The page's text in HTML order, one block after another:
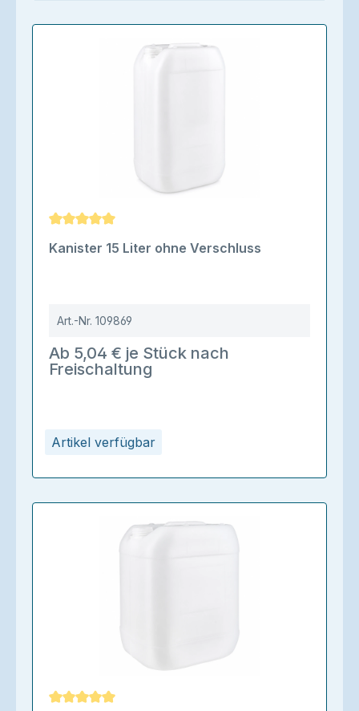
Artikel verfügbar
Durchschnittliche Bewertung von 5 von 5 Sternen
Kanister 15 Liter ohne Verschluss
Art.-Nr. 109869
Ab 5,04 € je Stück nach
Freischaltung